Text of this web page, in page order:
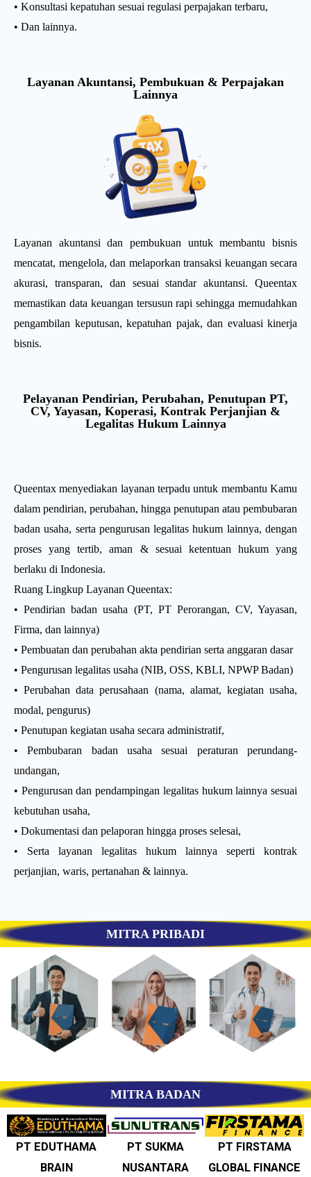
• Konsultasi kepatuhan sesuai regulasi perpajakan terbaru,
• Dan lainnya.
Layanan Akuntansi, Pembukuan & Perpajakan
Lainnya
Layanan akuntansi dan pembukuan untuk membantu bisnis
mencatat, mengelola, dan melaporkan transaksi keuangan secara
akurasi, transparan, dan sesuai standar akuntansi. Queentax
memastikan data keuangan tersusun rapi sehingga memudahkan
pengambilan keputusan, kepatuhan pajak, dan evaluasi kinerja
bisnis.
Pelayanan Pendirian, Perubahan, Penutupan PT,
CV, Yayasan, Koperasi, Kontrak Perjanjian &
Legalitas Hukum Lainnya
Queentax menyediakan layanan terpadu untuk membantu Kamu
dalam pendirian, perubahan, hingga penutupan atau pembubaran
badan usaha, serta pengurusan legalitas hukum lainnya, dengan
proses yang tertib, aman & sesuai ketentuan hukum yang
berlaku di Indonesia.
Ruang Lingkup Layanan Queentax:
• Pendirian badan usaha (PT, PT Perorangan, CV, Yayasan,
Firma, dan lainnya)
• Pembuatan dan perubahan akta pendirian serta anggaran dasar
• Pengurusan legalitas usaha (NIB, OSS, KBLI, NPWP Badan)
• Perubahan data perusahaan (nama, alamat, kegiatan usaha,
modal, pengurus)
• Penutupan kegiatan usaha secara administratif,
• Pembubaran badan usaha sesuai peraturan perundang-
undangan,
• Pengurusan dan pendampingan legalitas hukum lainnya sesuai
kebutuhan usaha,
• Dokumentasi dan pelaporan hingga proses selesai,
• Serta layanan legalitas hukum lainnya seperti kontrak
perjanjian, waris, pertanahan & lainnya.
MITRA PRIBADI
MITRA BADAN
PT EDUTHAMA
BRAIN
PT SUKMA
NUSANTARA
PT FIRSTAMA
GLOBAL FINANCE